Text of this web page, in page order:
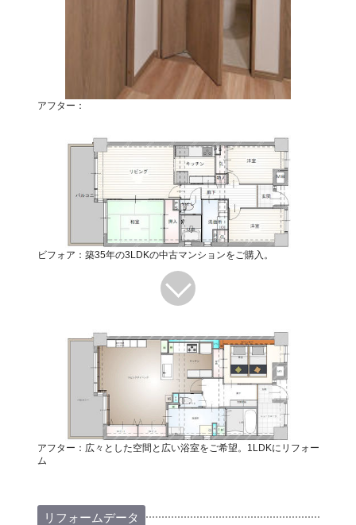
アフター：
ビフォア：築35年の3LDKの中古マンションをご購入。
アフター：広々とした空間と広い浴室をご希望。1LDKにリフォー
ム
リフォームデータ